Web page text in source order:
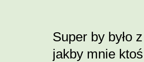
Super by było
jakby mnie